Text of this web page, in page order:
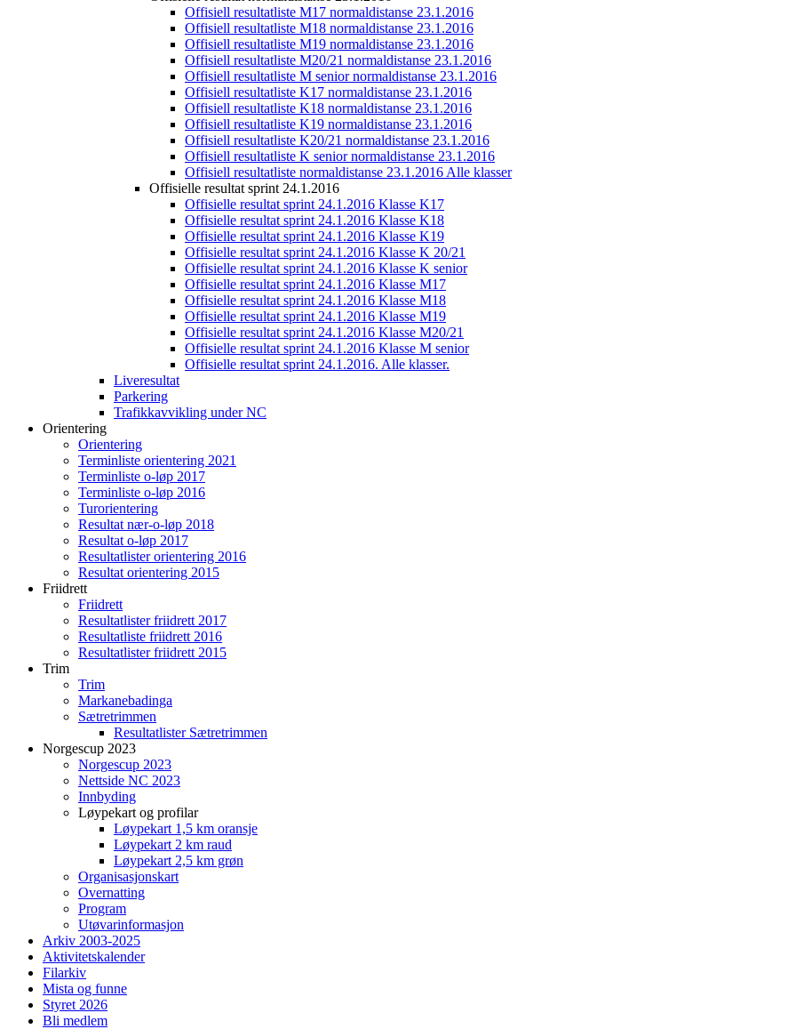
Offisiell resultatliste M17 normaldistanse 23.1.2016
Offisiell resultatliste M18 normaldistanse 23.1.2016
Offisiell resultatliste M19 normaldistanse 23.1.2016
Offisiell resultatliste M20/21 normaldistanse 23.1.2016
Offisiell resultatliste M senior normaldistanse 23.1.2016
Offisiell resultatliste K17 normaldistanse 23.1.2016
Offisiell resultatliste K18 normaldistanse 23.1.2016
Offisiell resultatliste K19 normaldistanse 23.1.2016
Offisiell resultatliste K20/21 normaldistanse 23.1.2016
Offisiell resultatliste K senior normaldistanse 23.1.2016
Offisiell resultatliste normaldistanse 23.1.2016 Alle klasser
Offisielle resultat sprint 24.1.2016
Offisielle resultat sprint 24.1.2016 Klasse K17
Offisielle resultat sprint 24.1.2016 Klasse K18
Offisielle resultat sprint 24.1.2016 Klasse K19
Offisielle resultat sprint 24.1.2016 Klasse K 20/21
Offisielle resultat sprint 24.1.2016 Klasse K senior
Offisielle resultat sprint 24.1.2016 Klasse M17
Offisielle resultat sprint 24.1.2016 Klasse M18
Offisielle resultat sprint 24.1.2016 Klasse M19
Offisielle resultat sprint 24.1.2016 Klasse M20/21
Offisielle resultat sprint 24.1.2016 Klasse M senior
Offisielle resultat sprint 24.1.2016. Alle klasser.
Liveresultat
Parkering
Trafikkavvikling under NC
Orientering
Orientering
Terminliste orientering 2021
Terminliste o-løp 2017
Terminliste o-løp 2016
Turorientering
Resultat nær-o-løp 2018
Resultat o-løp 2017
Resultatlister orientering 2016
Resultat orientering 2015
Friidrett
Friidrett
Resultatlister friidrett 2017
Resultatliste friidrett 2016
Resultatlister friidrett 2015
Trim
Trim
Markanebadinga
Sætretrimmen
Resultatlister Sætretrimmen
Norgescup 2023
Norgescup 2023
Nettside NC 2023
Innbyding
Løypekart og profilar
Løypekart 1,5 km oransje
Løypekart 2 km raud
Løypekart 2,5 km grøn
Organisasjonskart
Overnatting
Program
Utøvarinformasjon
Arkiv 2003-2025
Aktivitetskalender
Filarkiv
Mista og funne
Styret 2026
Bli medlem